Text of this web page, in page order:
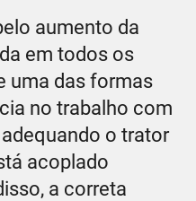
aumento da
em todos os
uma das formas
no trabalho com
o trator
acoplado
a correta